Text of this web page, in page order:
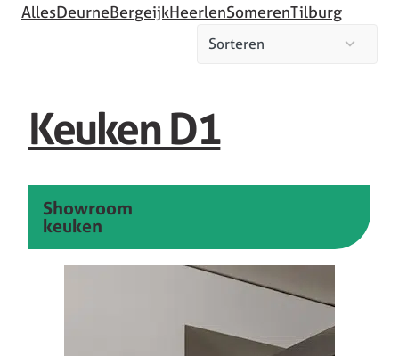
AllesDeurneBergeijkHeerlenSomerenTilburg
Sorteren
Keuken D1
Showroom
keuken